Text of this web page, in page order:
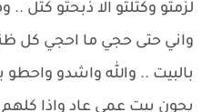
لزمتو وكتلتو الا ذبحتو
واني حتى حجي ما احجي كل
بالبيت .. والله واشدو
يجون بيت عمي عاد واذا